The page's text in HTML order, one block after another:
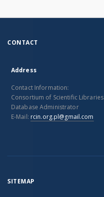
CONTACT
Address
Contact Information:
Consortium of Scientific Libraries
Database Administrator
E-Mail: rcin.org.pl@gmail.com
SITEMAP